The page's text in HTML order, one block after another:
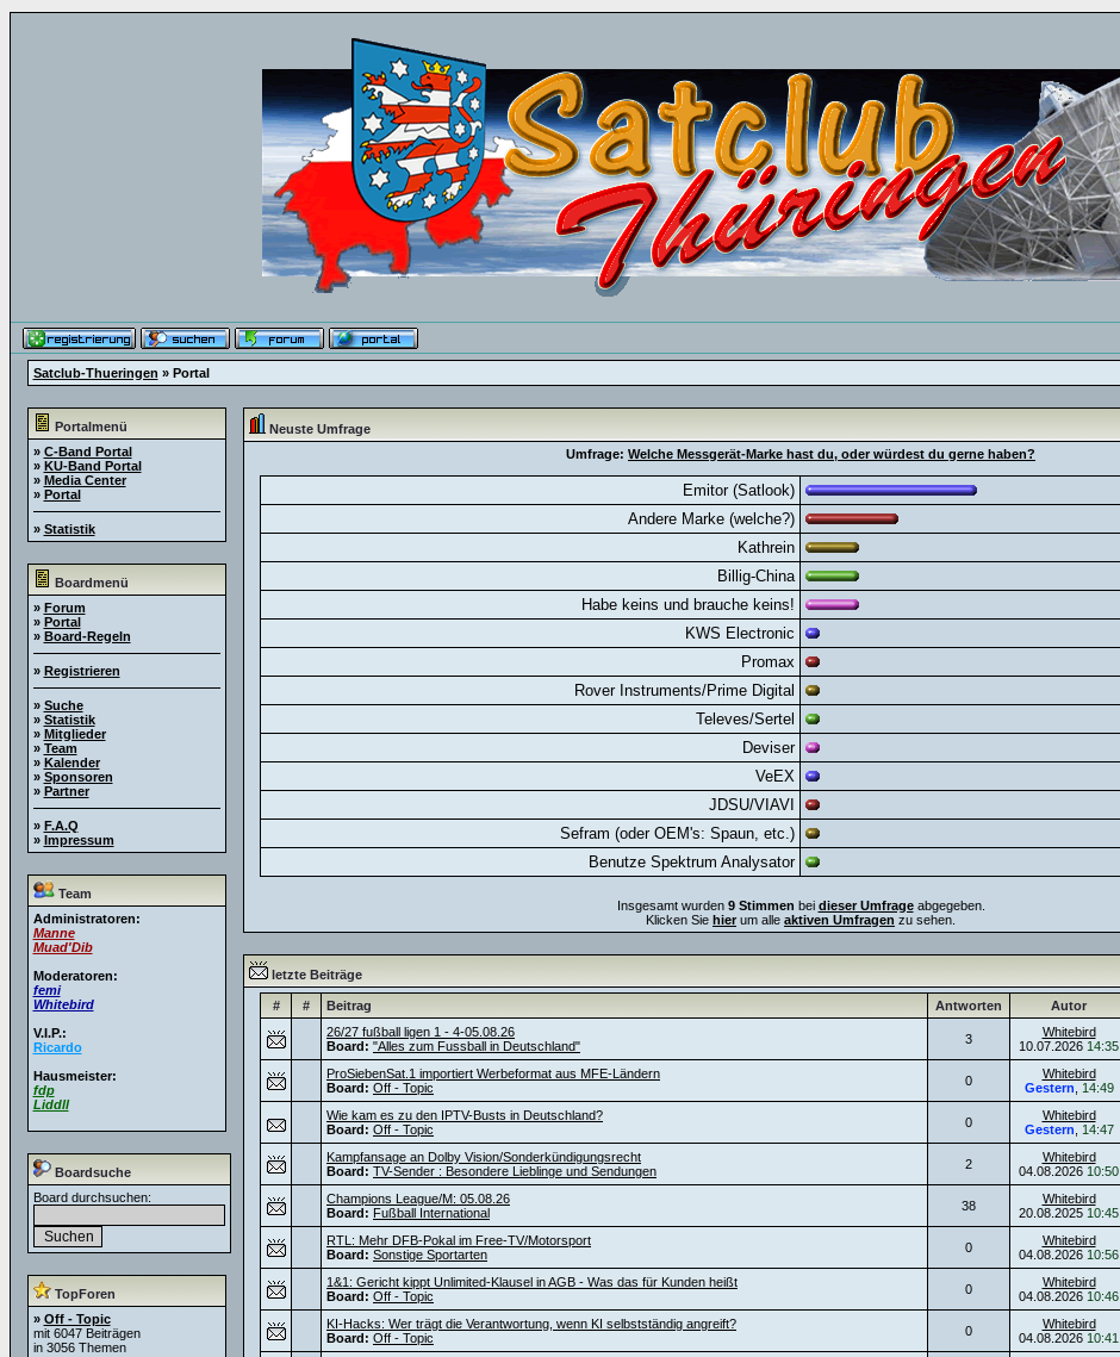
Satclub-Thueringen » Portal
Portalmenü
» C-Band Portal
» KU-Band Portal
» Media Center
» Portal
» Statistik
Boardmenü
» Forum
» Portal
» Board-Regeln
» Registrieren
» Suche
» Statistik
» Mitglieder
» Team
» Kalender
» Sponsoren
» Partner
» F.A.Q
» Impressum
Team
Administratoren:
Manne
Muad'Dib
Moderatoren:
femi
Whitebird
V.I.P.:
Ricardo
Hausmeister:
fdp
Liddll
Boardsuche
Board durchsuchen:
TopForen
» Off - Topic
mit 6047 Beiträgen
in 3056 Themen
Neuste Umfrage
Umfrage: Welche Messgerät-Marke hast du, oder würdest du gerne haben?
Emitor (Satlook)
Andere Marke (welche?)
Kathrein
Billig-China
Habe keins und brauche keins!
KWS Electronic
Promax
Rover Instruments/Prime Digital
Televes/Sertel
Deviser
VeEX
JDSU/VIAVI
Sefram (oder OEM's: Spaun, etc.)
Benutze Spektrum Analysator
Insgesamt wurden 9 Stimmen bei dieser Umfrageabgegeben.
Klicken Sie hier um alle aktiven Umfragen zu sehen.
letzte Beiträge
# # Beitrag Antworten Autor
26/27 fußball ligen 1 - 4-05.08.26
Board: "Alles zum Fussball in Deutschland" 3
Whitebird
10.07.2026 14:35
ProSiebenSat.1 importiert Werbeformat aus MFE-Ländern
Board: Off - Topic 0
Whitebird
Gestern
14:49
Wie kam es zu den IPTV-Busts in Deutschland?
Board: Off - Topic 0
Whitebird
Gestern
14:47
Kampfansage an Dolby Vision/Sonderkündigungsrecht
Board: TV-Sender : Besondere Lieblinge und Sendungen 2
Whitebird
04.08.2026 10:50
Champions League/M: 05.08.26
Board: Fußball International 38
Whitebird
20.08.2025 10:45
RTL: Mehr DFB-Pokal im Free-TV/Motorsport
Board: Sonstige Sportarten 0
Whitebird
04.08.2026 10:56
1&1: Gericht kippt Unlimited-Klausel in AGB - Was das für Kunden heißt
Board: Off - Topic 0
Whitebird
04.08.2026 10:46
KI-Hacks: Wer trägt die Verantwortung, wenn KI selbstständig angreift?
Board: Off - Topic 0
Whitebird
04.08.2026 10:41